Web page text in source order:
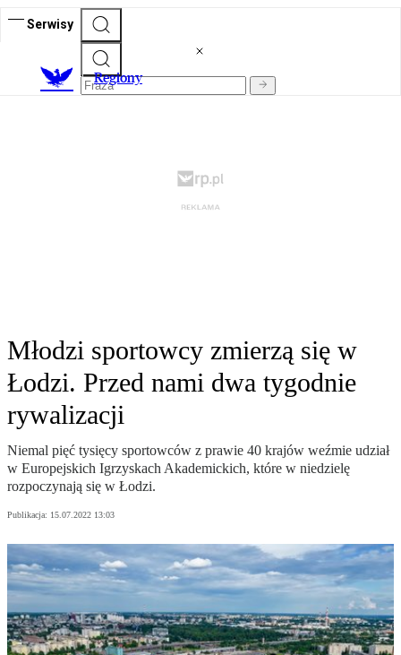
Serwisy
Regiony
Młodzi sportowcy zmierzą się w
Łodzi. Przed nami dwa tygodnie
rywalizacji
Niemal pięć tysięcy sportowców z prawie 40 krajów weźmie udział
w Europejskich Igrzyskach Akademickich, które w niedzielę
rozpoczynają się w Łodzi.
Publikacja: 15.07.2022 13:03